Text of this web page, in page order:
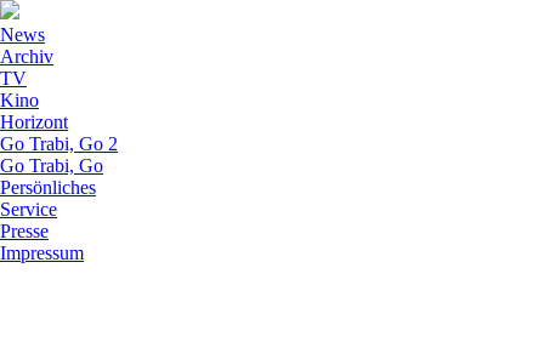
News
Archiv
TV
Kino
Horizont
Go Trabi, Go 2
Go Trabi, Go
Persönliches
Service
Presse
Impressum